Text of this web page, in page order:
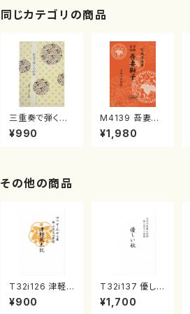
同じカテゴリの商品
三重奏で弾く名
曲集 クリスマ
スメドレー( 箏
¥990
M4139 吾妻獅
子《箏曲楽譜》
（箏/宮城道雄
¥1,980
その他の商品
T32i126 津軽
風土記（尺八/野
村峰山/尺八/都
¥900
T32i137 優しい
秋（尺八/二代 山
本邦山/尺八/都
¥1,700